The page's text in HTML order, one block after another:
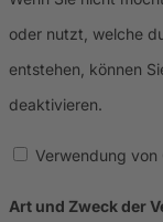
oder nutzt, welche
entstehen, können
deaktivieren.
Verwendung von
Art und Zweck der